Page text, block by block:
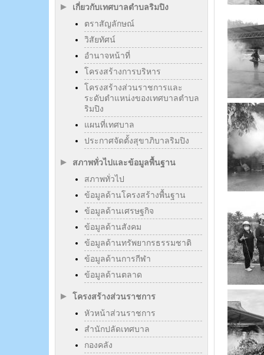
เกี่ยวกับเทศบาลตำบลริมปิง
ตราสัญลักษณ์
วิสัยทัศน์
อำนาจหน้าที่
โครงสร้างการบริหาร
โครงสร้างส่วนราชการและ
ระดับตำแหน่งของเทศบาลตำบล
ริมปิง
แผนที่เทศบาล
ประกาศจัดตั้งสุขาภิบาลริมปิง
สภาพทั่วไปและข้อมูลพื้นฐาน
สภาพทั่วไป
ข้อมูลด้านโครงสร้างพื้นฐาน
ข้อมูลด้านเศรษฐกิจ
ข้อมูลด้านสังคม
ข้อมูลด้านทรัพยากรธรรมชาติ
ข้อมูลด้านการกีฬา
ข้อมูลด้านตลาด
โครงสร้างส่วนราชการ
หัวหน้าส่วนราชการ
สำนักปลัดเทศบาล
กองคลัง